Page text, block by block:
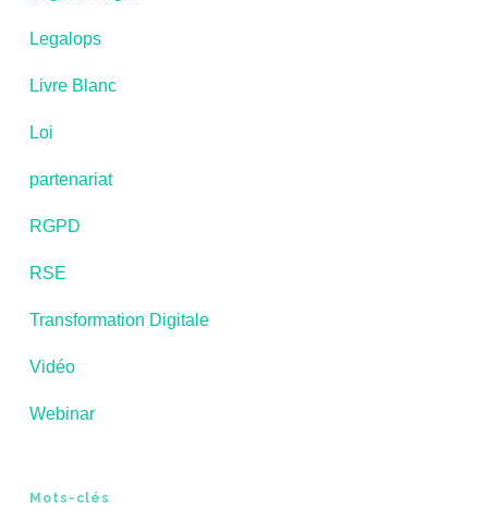
Legalops
Livre Blanc
Loi
partenariat
RGPD
RSE
Transformation Digitale
Vidéo
Webinar
Mots-clés